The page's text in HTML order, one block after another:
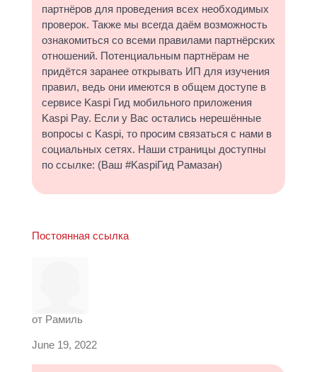
партнёров для проведения всех необходимых
проверок. Также мы всегда даём возможность
ознакомиться со всеми правилами партнёрских
отношений. Потенциальным партнёрам не
придётся заранее открывать ИП для изучения
правил, ведь они имеются в общем доступе в
сервисе Kaspi Гид мобильного приложения
Kaspi Pay. Если у Вас остались нерешённые
вопросы с Kaspi, то просим связаться с нами в
социальных сетях. Наши страницы доступны
по ссылке: (Ваш #KaspiГид Рамазан)
Постоянная ссылка
от Рамиль
June 19, 2022